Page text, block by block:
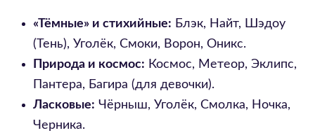
«Тёмные» и стихийные: Блэк, Найт, Шэдоу
(Тень), Уголёк, Смоки, Ворон, Оникс.
Природа и космос: Космос, Метеор, Эклипс,
Пантера, Багира (для девочки).
Ласковые: Чёрныш, Уголёк, Смолка, Ночка,
Черника.